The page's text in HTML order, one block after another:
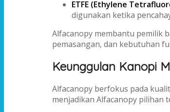
ETFE (Ethylene
digunakan ketika
Alfacanopy membantu pemilik
pemasangan, dan kebutuhan
Keunggulan Kanopi
Alfacanopy berfokus pada
menjadikan Alfacanopy pilihan